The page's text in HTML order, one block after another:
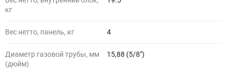
кг
Вес нетто, панель, кг 4
Диаметр газовой трубы, мм
(дюйм)
15,88 (5/8")